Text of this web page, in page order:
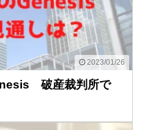
2023/01/26
破産裁判所で